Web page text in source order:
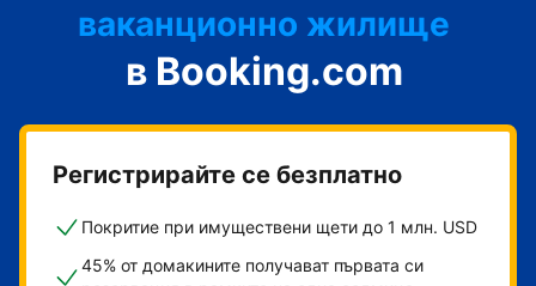
ваканционно жилище
своята къща за гости
своя пансион със закуска
в Booking.com
Регистрирайте се безплатно
Покритие при имуществени щети до 1 млн. USD
45% от домакините получават първата си